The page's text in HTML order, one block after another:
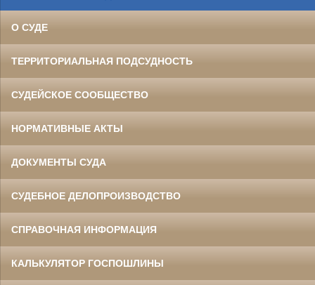
О СУДЕ
ТЕРРИТОРИАЛЬНАЯ ПОДСУДНОСТЬ
СУДЕЙСКОЕ СООБЩЕСТВО
НОРМАТИВНЫЕ АКТЫ
ДОКУМЕНТЫ СУДА
СУДЕБНОЕ ДЕЛОПРОИЗВОДСТВО
СПРАВОЧНАЯ ИНФОРМАЦИЯ
КАЛЬКУЛЯТОР ГОСПОШЛИНЫ